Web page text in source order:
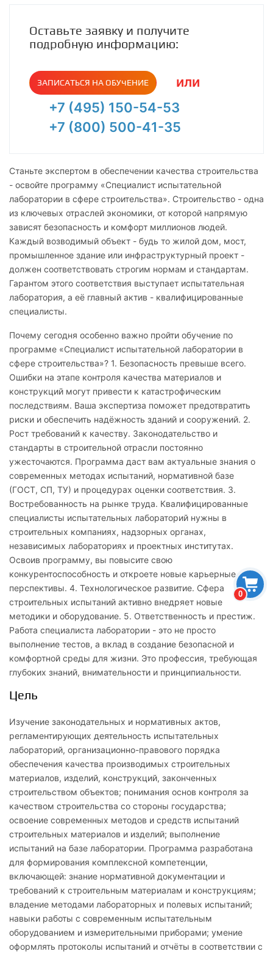
0
Оставьте заявку и получите
подробную информацию:
ЗАПИСАТЬСЯ НА ОБУЧЕНИЕ
или
+7 (495) 150-54-53
+7 (800) 500-41-35
Станьте экспертом в обеспечении качества строительства
- освойте программу «Специалист испытательной
лаборатории в сфере строительства». Строительство - одна
из ключевых отраслей экономики, от которой напрямую
зависят безопасность и комфорт миллионов людей.
Каждый возводимый объект - будь то жилой дом, мост,
промышленное здание или инфраструктурный проект -
должен соответствовать строгим нормам и стандартам.
Гарантом этого соответствия выступает испытательная
лаборатория, а её главный актив - квалифицированные
специалисты.
Почему сегодня особенно важно пройти обучение по
программе «Специалист испытательной лаборатории в
сфере строительства»? 1. Безопасность превыше всего.
Ошибки на этапе контроля качества материалов и
конструкций могут привести к катастрофическим
последствиям. Ваша экспертиза поможет предотвратить
риски и обеспечить надёжность зданий и сооружений. 2.
Рост требований к качеству. Законодательство и
стандарты в строительной отрасли постоянно
ужесточаются. Программа даст вам актуальные знания о
современных методах испытаний, нормативной базе
(ГОСТ, СП, ТУ) и процедурах оценки соответствия. 3.
Востребованность на рынке труда. Квалифицированные
специалисты испытательных лабораторий нужны в
строительных компаниях, надзорных органах,
независимых лабораториях и проектных институтах.
Освоив программу, вы повысите свою
конкурентоспособность и откроете новые карьерные
перспективы. 4. Технологическое развитие. Сфера
строительных испытаний активно внедряет новые
методики и оборудование. 5. Ответственность и престиж.
Работа специалиста лаборатории - это не просто
выполнение тестов, а вклад в создание безопасной и
комфортной среды для жизни. Это профессия, требующая
глубоких знаний, внимательности и принципиальности.
Цель
Изучение законодательных и нормативных актов,
регламентирующих деятельность испытательных
лабораторий, организационно-правового порядка
обеспечения качества производимых строительных
материалов, изделий, конструкций, законченных
строительством объектов; понимания основ контроля за
качеством строительства со стороны государства;
освоение современных методов и средств испытаний
строительных материалов и изделий; выполнение
испытаний на базе лаборатории. Программа разработана
для формирования комплексной компетенции,
включающей: знание нормативной документации и
требований к строительным материалам и конструкциям;
владение методами лабораторных и полевых испытаний;
навыки работы с современным испытательным
оборудованием и измерительными приборами; умение
оформлять протоколы испытаний и отчёты в соответствии с